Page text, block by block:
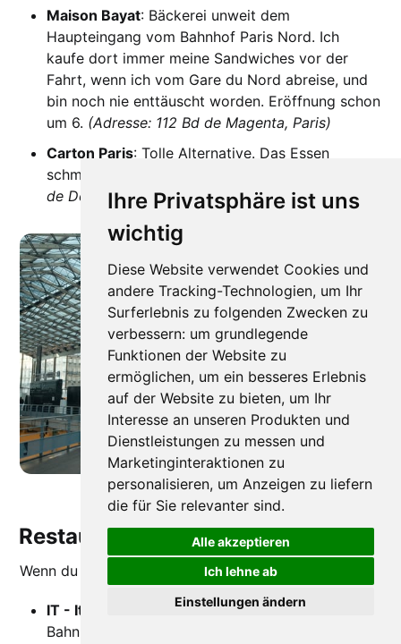
Ihre Privatsphäre ist uns
wichtig
Diese Website verwendet Cookies und
andere Tracking-Technologien, um Ihr
Surferlebnis zu folgenden Zwecken zu
verbessern: um grundlegende
Funktionen der Website zu
ermöglichen, um ein besseres Erlebnis
auf der Website zu bieten, um Ihr
Interesse an unseren Produkten und
Dienstleistungen zu messen und
Marketinginteraktionen zu
personalisieren, um Anzeigen zu liefern
die für Sie relevanter sind.
Alle akzeptieren
Ich lehne ab
Einstellungen ändern
Maison Bayat: Bäckerei unweit dem
Haupteingang vom Bahnhof Paris Nord. Ich
kaufe dort immer meine Sandwiches vor der
Fahrt, wenn ich vom Gare du Nord abreise, und
bin noch nie enttäuscht worden. Eröffnung schon
um 6. (Adresse: 112 Bd de Magenta, Paris)
Carton Paris: Tolle Alternative. Das Essen
schmeckt da auch super.
de Denain, Paris)
Bahnhofshalle in Paris Gare du Nord
Restaurants in Bahnhofsnähe
Wenn du mehr Zeit hast:
IT - Italian Trattoria Gare Du Nord: Direkt am
Bahnhof in der Rue de Dunkerque, also perfekt